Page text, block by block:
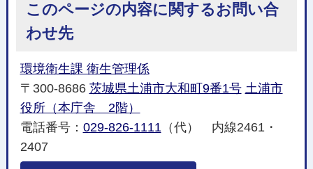
このページの内容に関するお問い合
わせ先
環境衛生課 衛生管理係
〒300-8686 茨城県土浦市大和町9番1号 土浦市
役所（本庁舎 2階）
電話番号： 029-826-1111 （代） 内線2461・
2407